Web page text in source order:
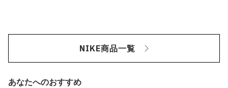
NIKE商品一覧
あなたへのおすすめ